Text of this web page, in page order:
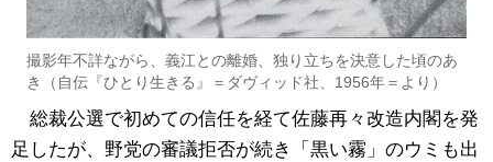
撮影年不詳ながら、義江との離婚、独り立ちを決意した頃のあ
き（自伝『ひとり生きる』＝ダヴィッド社、1956年＝より）
総裁公選で初めての信任を経て佐藤再々改造内閣を発
足したが、野党の審議拒否が続き「黒い霧」のウミも出